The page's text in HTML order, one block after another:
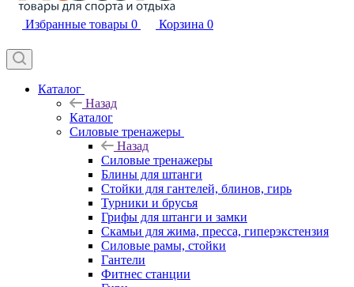
Избранные товары 0 Корзина 0
Каталог
Назад
Каталог
Силовые тренажеры
Назад
Силовые тренажеры
Блины для штанги
Стойки для гантелей, блинов, гирь
Турники и брусья
Грифы для штанги и замки
Скамьи для жима, пресса, гиперэкстензия
Силовые рамы, стойки
Гантели
Фитнес станции